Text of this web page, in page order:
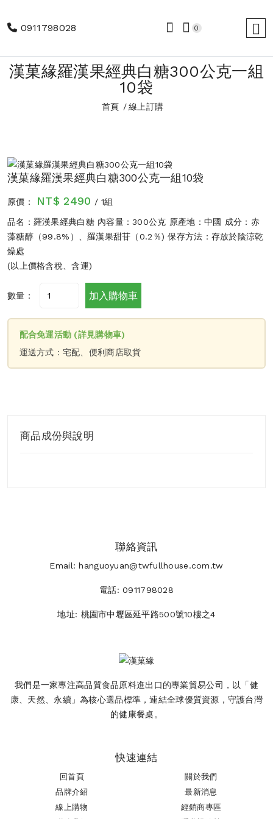
0911798028 0
漢菓緣羅漢果經典白糖300公克一組
10袋
首頁 線上訂購
漢菓緣羅漢果經典白糖300公克一組10袋
原價： NT$ 2490 / 1組
品名：羅漢果經典白糖 內容量：300公克 原產地：中國 成分：赤
藻糖醇（99.8%）、羅漢果甜苷（0.2％) 保存方法：存放於陰涼乾
燥處
(以上價格含稅、含運)
數量： 加入購物車
配合免運活動 (詳見購物車)
運送方式：宅配、便利商店取貨
商品成份與說明
聯絡資訊
Email: hanguoyuan@twfullhouse.com.tw
電話: 0911798028
地址: 桃園市中壢區延平路500號10樓之4
我們是一家專注高品質食品原料進出口的專業貿易公司，以「健
康、天然、永續」為核心選品標準，連結全球優質資源，守護台灣
的健康餐桌。
快速連結
回首頁
關於我們
品牌介紹
最新消息
線上購物
經銷商專區